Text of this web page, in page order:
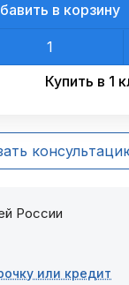
в корзину
Купить в 1
России
или кредит